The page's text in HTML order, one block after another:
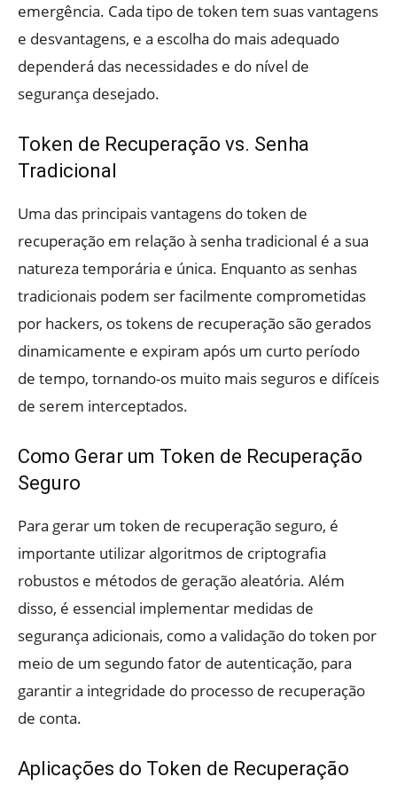
emergência. Cada tipo de token tem suas vantagens
e desvantagens, e a escolha do mais adequado
dependerá das necessidades e do nível de
segurança desejado.
Token de Recuperação vs. Senha
Tradicional
Uma das principais vantagens do token de
recuperação em relação à senha tradicional é a sua
natureza temporária e única. Enquanto as senhas
tradicionais podem ser facilmente comprometidas
por hackers, os tokens de recuperação são gerados
dinamicamente e expiram após um curto período
de tempo, tornando-os muito mais seguros e difíceis
de serem interceptados.
Como Gerar um Token de Recuperação
Seguro
Para gerar um token de recuperação seguro, é
importante utilizar algoritmos de criptografia
robustos e métodos de geração aleatória. Além
disso, é essencial implementar medidas de
segurança adicionais, como a validação do token por
meio de um segundo fator de autenticação, para
garantir a integridade do processo de recuperação
de conta.
Aplicações do Token de Recuperação